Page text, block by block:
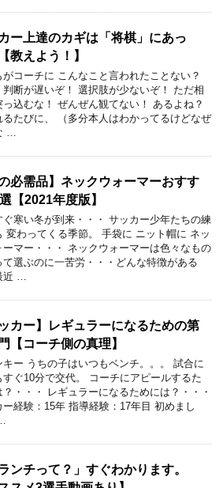
ー上達のカギは「将棋」にあっ
教えよう！】
がコーチに こんなこと言われたことない？
判断が遅いぞ！ 選択肢が少ないぞ！ ただ相
っ込むな！ ぜんぜん観てない！ あるよね？
るたびに、 （多分本人はわかってるけどなぜ
…
の必需品】ネックウォーマーおすす
【2021年度版】
ぐ寒い冬が到来・・・ サッカー少年たちの練
変わってくる季節。 手袋に ニット帽に ネッ
ーマー・・・ ネックウォーマーは色々なもの
て選ぶのに一苦労・・・どんな特徴がある
近 …
ッカー】レギュラーになるための第
【コーチ側の真理】
キー うちの子はいつもベンチ。。。 試合に
すぐ10分で交代。 コーチにアピールするた
？・・・ レギュラーになるためには？・・・
ー経験：15年 指導経験：17年目 初めまし
ランチって？」すぐわかります。